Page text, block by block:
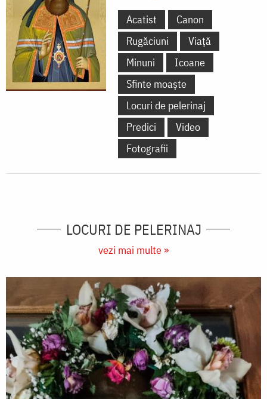
Acatist
Canon
Rugăciuni
Viață
Minuni
Icoane
Sfinte moaște
Locuri de pelerinaj
Predici
Video
Fotografii
LOCURI DE PELERINAJ
vezi mai multe »